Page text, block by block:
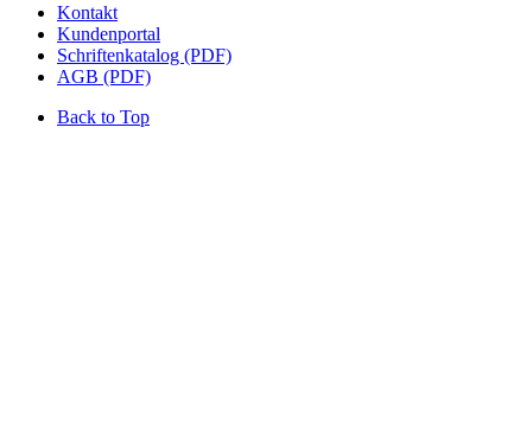
Kontakt
Kundenportal
Schriftenkatalog (PDF)
AGB (PDF)
Back to Top